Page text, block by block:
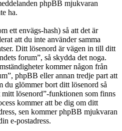
phpBB mjukvaran
ha.
ett envägs-hash) så att det är
att du inte använder samma
Ditt lösenord är vägen in till ditt
forum”, så skydda det noga.
kommer någon från
phpBB eller annan tredje part att
du glömmer bort ditt lösenord så
lösenord”-funktionen som finns
kommer att be dig om ditt
sen kommer phpBB mjukvaran
e-postadress.